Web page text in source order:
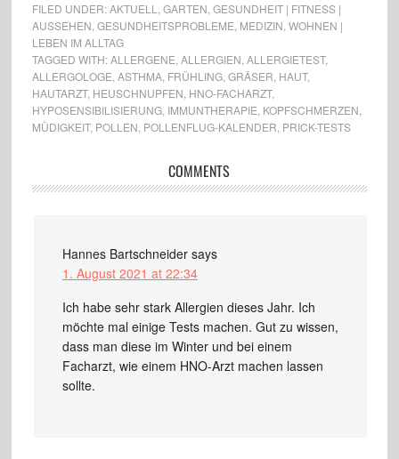
FILED UNDER:AKTUELL GARTEN GESUNDHEIT | FITNESS |
AUSSEHEN GESUNDHEITSPROBLEME MEDIZIN WOHNEN |
LEBEN IM ALLTAG
TAGGED WITH:ALLERGENE ALLERGIEN ALLERGIETEST,
ALLERGOLOGE ASTHMA, FRÜHLING, GRÄSER HAUT,
HAUTARZT, HEUSCHNUPFEN HNO-FACHARZT,
HYPOSENSIBILISIERUNG, IMMUNTHERAPIE KOPFSCHMERZEN
MÜDIGKEIT, POLLEN POLLENFLUG-KALENDER PRICK-TESTS
COMMENTS
Hannes Bartschneider says
1. August 2021 at 22:34
Ich habe sehr stark Allergien dieses Jahr. Ich
möchte mal einige Tests machen. Gut zu wissen,
dass man diese im Winter und bei einem
Facharzt, wie einem HNO-Arzt machen lassen
sollte.